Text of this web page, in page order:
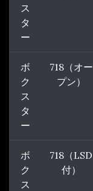
ス
タ
ー
ボ
ク
ス
タ
ー
718（オー
プン）
ボ
ク
ス
718（LSD
付）